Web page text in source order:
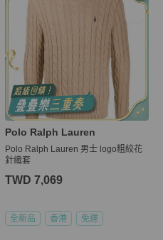
Polo Ralph Lauren
Polo Ralph Lauren 男士 logo粗絞花
針織套
TWD 7,069
全新品 香港 免運